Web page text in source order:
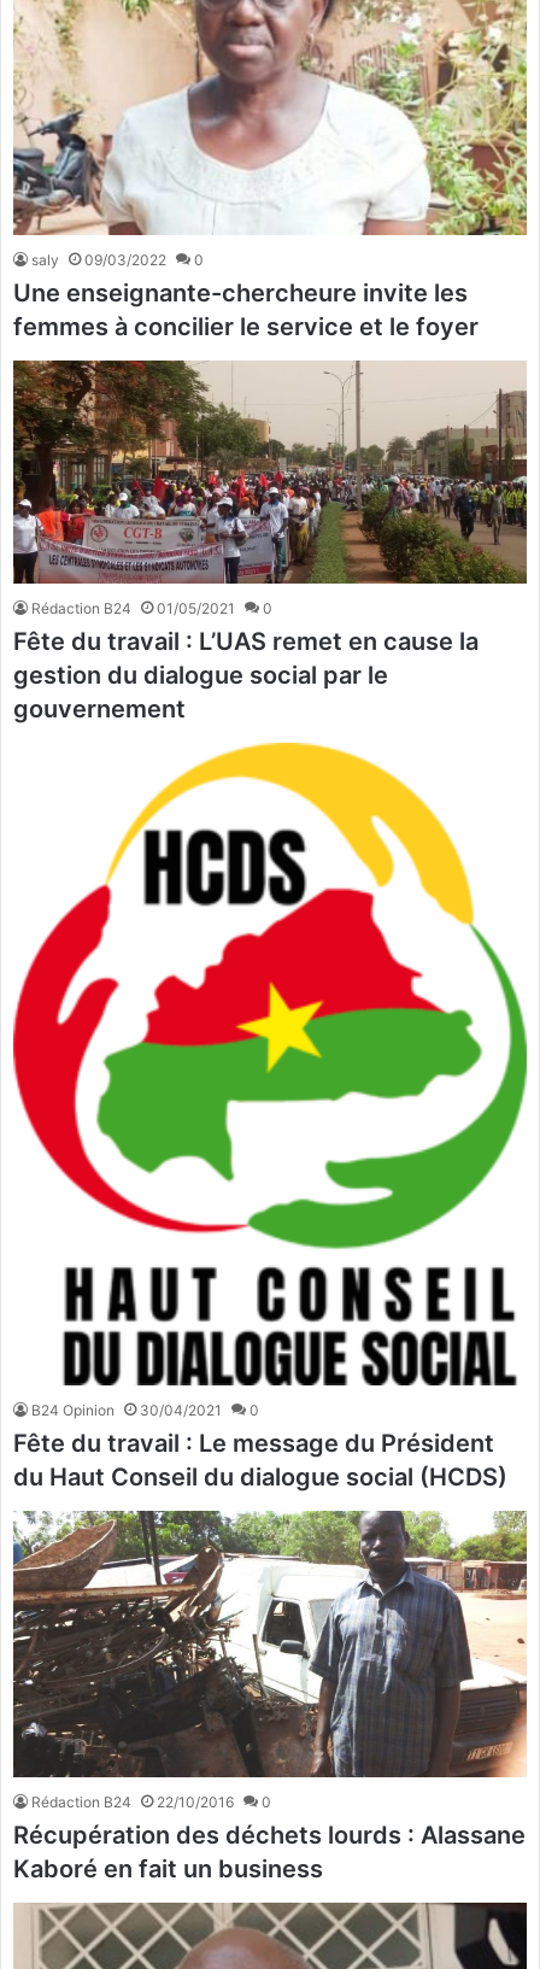
saly 09/03/2022 0
Une enseignante-chercheure invite les
femmes à concilier le service et le foyer
Rédaction B24 01/05/2021 0
Fête du travail : L’UAS remet en cause la
gestion du dialogue social par le
gouvernement
B24 Opinion 30/04/2021 0
Fête du travail : Le message du Président
du Haut Conseil du dialogue social (HCDS)
Rédaction B24 22/10/2016 0
Récupération des déchets lourds : Alassane
Kaboré en fait un business